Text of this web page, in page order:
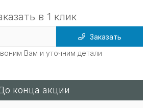
в 1 клик
Заказать
Вам и уточним детали
конца акции